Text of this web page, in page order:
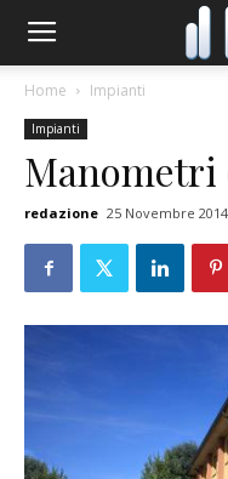
Home Impianti
Impianti
redazione 25 Novembre 2014